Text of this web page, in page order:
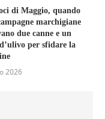
di Maggio, quando
marchigiane
due canne e un
per sfidare la
2026